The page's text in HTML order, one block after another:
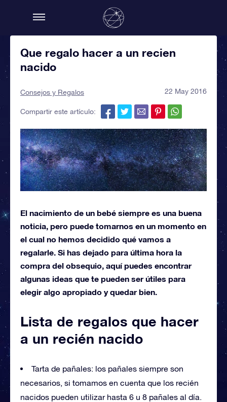
Que regalo hacer a un recien
nacido
Consejos y Regalos 22 May 2016
Compartir este artículo:
El nacimiento de un bebé siempre es una buena
noticia, pero puede tomarnos en un momento en
el cual no hemos decidido qué vamos a
regalarle. Si has dejado para última hora la
compra del obsequio, aquí puedes encontrar
algunas ideas que te pueden ser útiles para
elegir algo apropiado y quedar bien.
Lista de regalos que hacer
a un recién nacido
Tarta de pañales: los pañales siempre son
necesarios, si tomamos en cuenta que los recién
nacidos pueden utilizar hasta 6 u 8 pañales al día.